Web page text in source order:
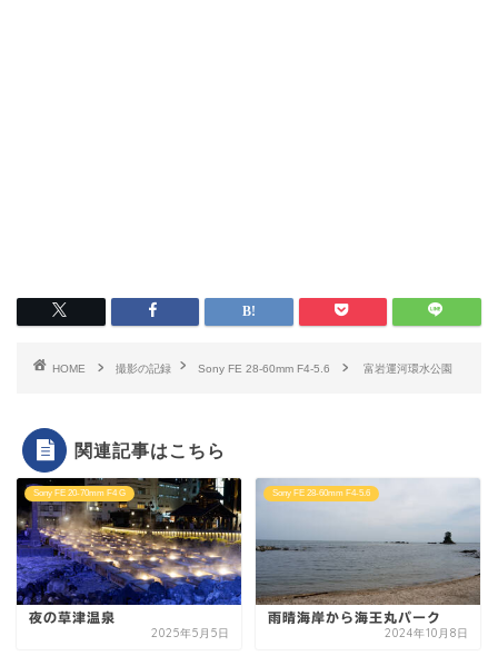
HOME 撮影の記録 Sony FE 28-60mm F4-5.6 富岩運河環水公園
関連記事はこちら
Sony FE 20-70mm F4 G
夜の草津温泉
2025年5月5日
Sony FE 28-60mm F4-5.6
雨晴海岸から海王丸パーク
2024年10月8日